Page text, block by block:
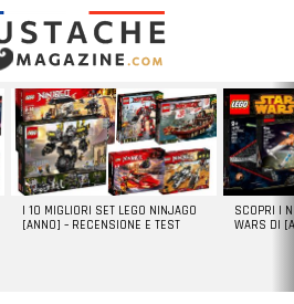
I 10 MIGLIORI SET LEGO NINJAGO
[ANNO] – RECENSIONE E TEST
SCOPRI I
WARS DI